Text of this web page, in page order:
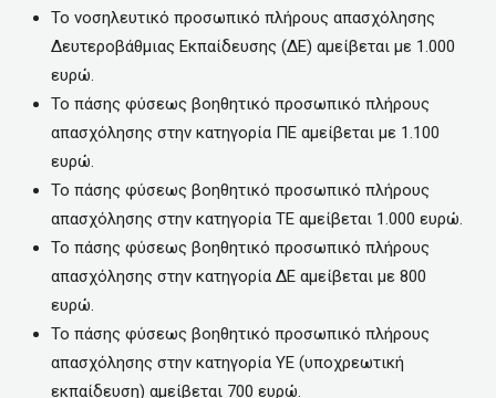
Το νοσηλευτικό προσωπικό πλήρους απασχόλησης
Δευτεροβάθμιας Εκπαίδευσης (ΔΕ) αμείβεται με 1.000
ευρώ.
Το πάσης φύσεως βοηθητικό προσωπικό πλήρους
απασχόλησης στην κατηγορία ΠΕ αμείβεται με 1.100
ευρώ.
Το πάσης φύσεως βοηθητικό προσωπικό πλήρους
απασχόλησης στην κατηγορία ΤΕ αμείβεται 1.000 ευρώ.
Το πάσης φύσεως βοηθητικό προσωπικό πλήρους
απασχόλησης στην κατηγορία ΔΕ αμείβεται με 800
ευρώ.
Το πάσης φύσεως βοηθητικό προσωπικό πλήρους
απασχόλησης στην κατηγορία ΥΕ (υποχρεωτική
εκπαίδευση) αμείβεται 700 ευρώ.